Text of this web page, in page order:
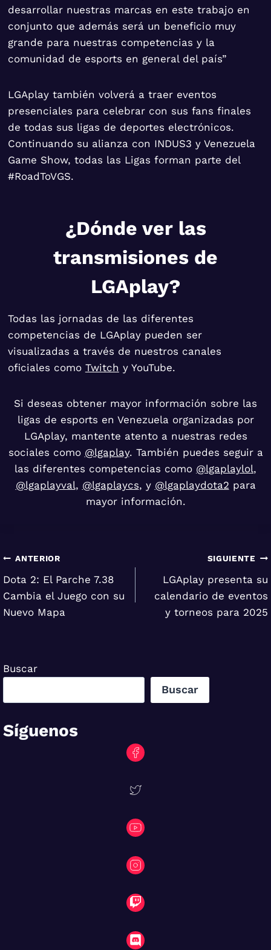
desarrollar nuestras marcas en este trabajo en
conjunto que además será un beneficio muy
grande para nuestras competencias y la
comunidad de esports en general del país”
LGAplay también volverá a traer eventos
presenciales para celebrar con sus fans finales
de todas sus ligas de deportes electrónicos.
Continuando su alianza con INDUS3 y Venezuela
Game Show, todas las Ligas forman parte del
#RoadToVGS.
¿Dónde ver las
transmisiones de
LGAplay?
Todas las jornadas de las diferentes
competencias de LGAplay pueden ser
visualizadas a través de nuestros canales
oficiales como Twitch y YouTube.
Si deseas obtener mayor información sobre las
ligas de esports en Venezuela organizadas por
LGAplay, mantente atento a nuestras redes
sociales como @lgaplay. También puedes seguir a
las diferentes competencias como @lgaplaylol,
@lgaplayval, @lgaplaycs, y @lgaplaydota2 para
mayor información.
Navegación
de
entradas
ANTERIOR
Dota 2: El Parche 7.38
Cambia el Juego con su
Nuevo Mapa
SIGUIENTE
LGAplay presenta su
calendario de eventos
y torneos para 2025
Buscar
Buscar
Síguenos